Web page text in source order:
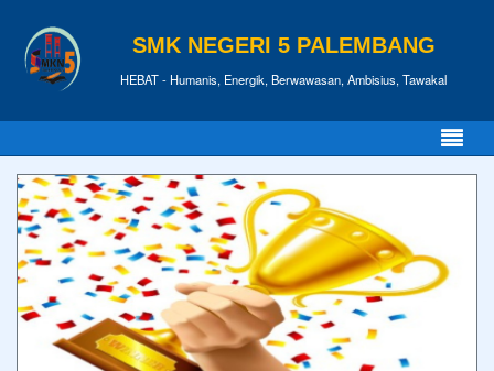
SMK NEGERI 5 PALEMBANG
HEBAT - Humanis, Energik, Berwawasan, Ambisius, Tawakal